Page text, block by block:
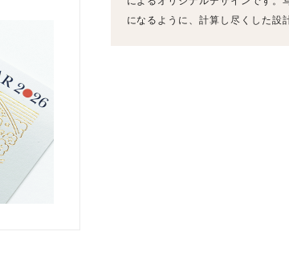
になるように、計算し尽くした設